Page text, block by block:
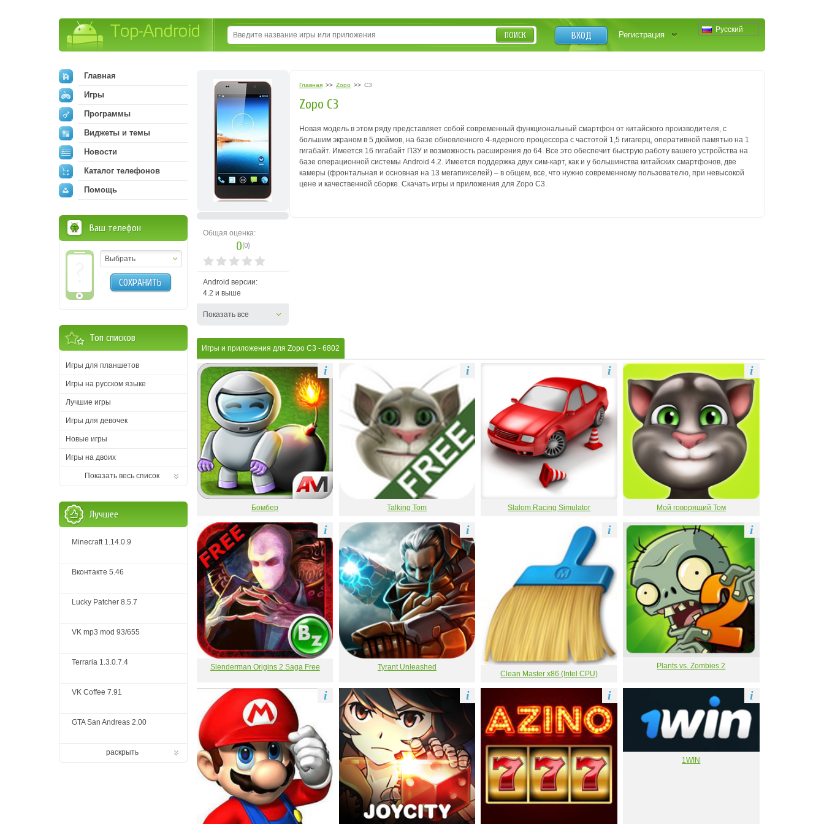
Русский
ВХОД Регистрация
ПОИСК
Общая оценка:
0(0)
Android версии:
4.2 и выше
Показать все
Главная >> Zopo >> C3
Zopo C3
Новая модель в этом ряду представляет собой современный функциональный смартфон от китайского производителя, с
большим экраном в 5 дюймов, на базе обновленного 4-ядерного процессора с частотой 1,5 гигагерц, оперативной памятью на 1
гигабайт. Имеется 16 гигабайт ПЗУ и возможность расширения до 64. Все это обеспечит быструю работу вашего устройства на
базе операционной системы Android 4.2. Имеется поддержка двух сим-карт, как и у большинства китайских смартфонов, две
камеры (фронтальная и основная на 13 мегапикселей) – в общем, все, что нужно современному пользователю, при невысокой
цене и качественной сборке. Скачать игры и приложения для Zopo C3.
Игры и приложения для Zopo C3 - 6802
Бомбер
i
Talking Tom
i
Slalom Racing Simulator
i
Мой говорящий Том
i
Slenderman Origins 2 Saga Free
i
Tyrant Unleashed
i
Clean Master x86 (Intel CPU)
i
Plants vs. Zombies 2
i
i i i
1WIN
i
Главная
Игры
Программы
Виджеты и темы
Новости
Каталог телефонов
Помощь
Ваш телефон
Выбрать
СОХРАНИТЬ
Топ списков
Игры для планшетов
Игры на русском языке
Лучшие игры
Игры для девочек
Новые игры
Игры на двоих
Показать весь список
Лучшее
Minecraft 1.14.0.9
Вконтакте 5.46
Lucky Patcher 8.5.7
VK mp3 mod 93/655
Terraria 1.3.0.7.4
VK Coffee 7.91
GTA San Andreas 2.00
раскрыть